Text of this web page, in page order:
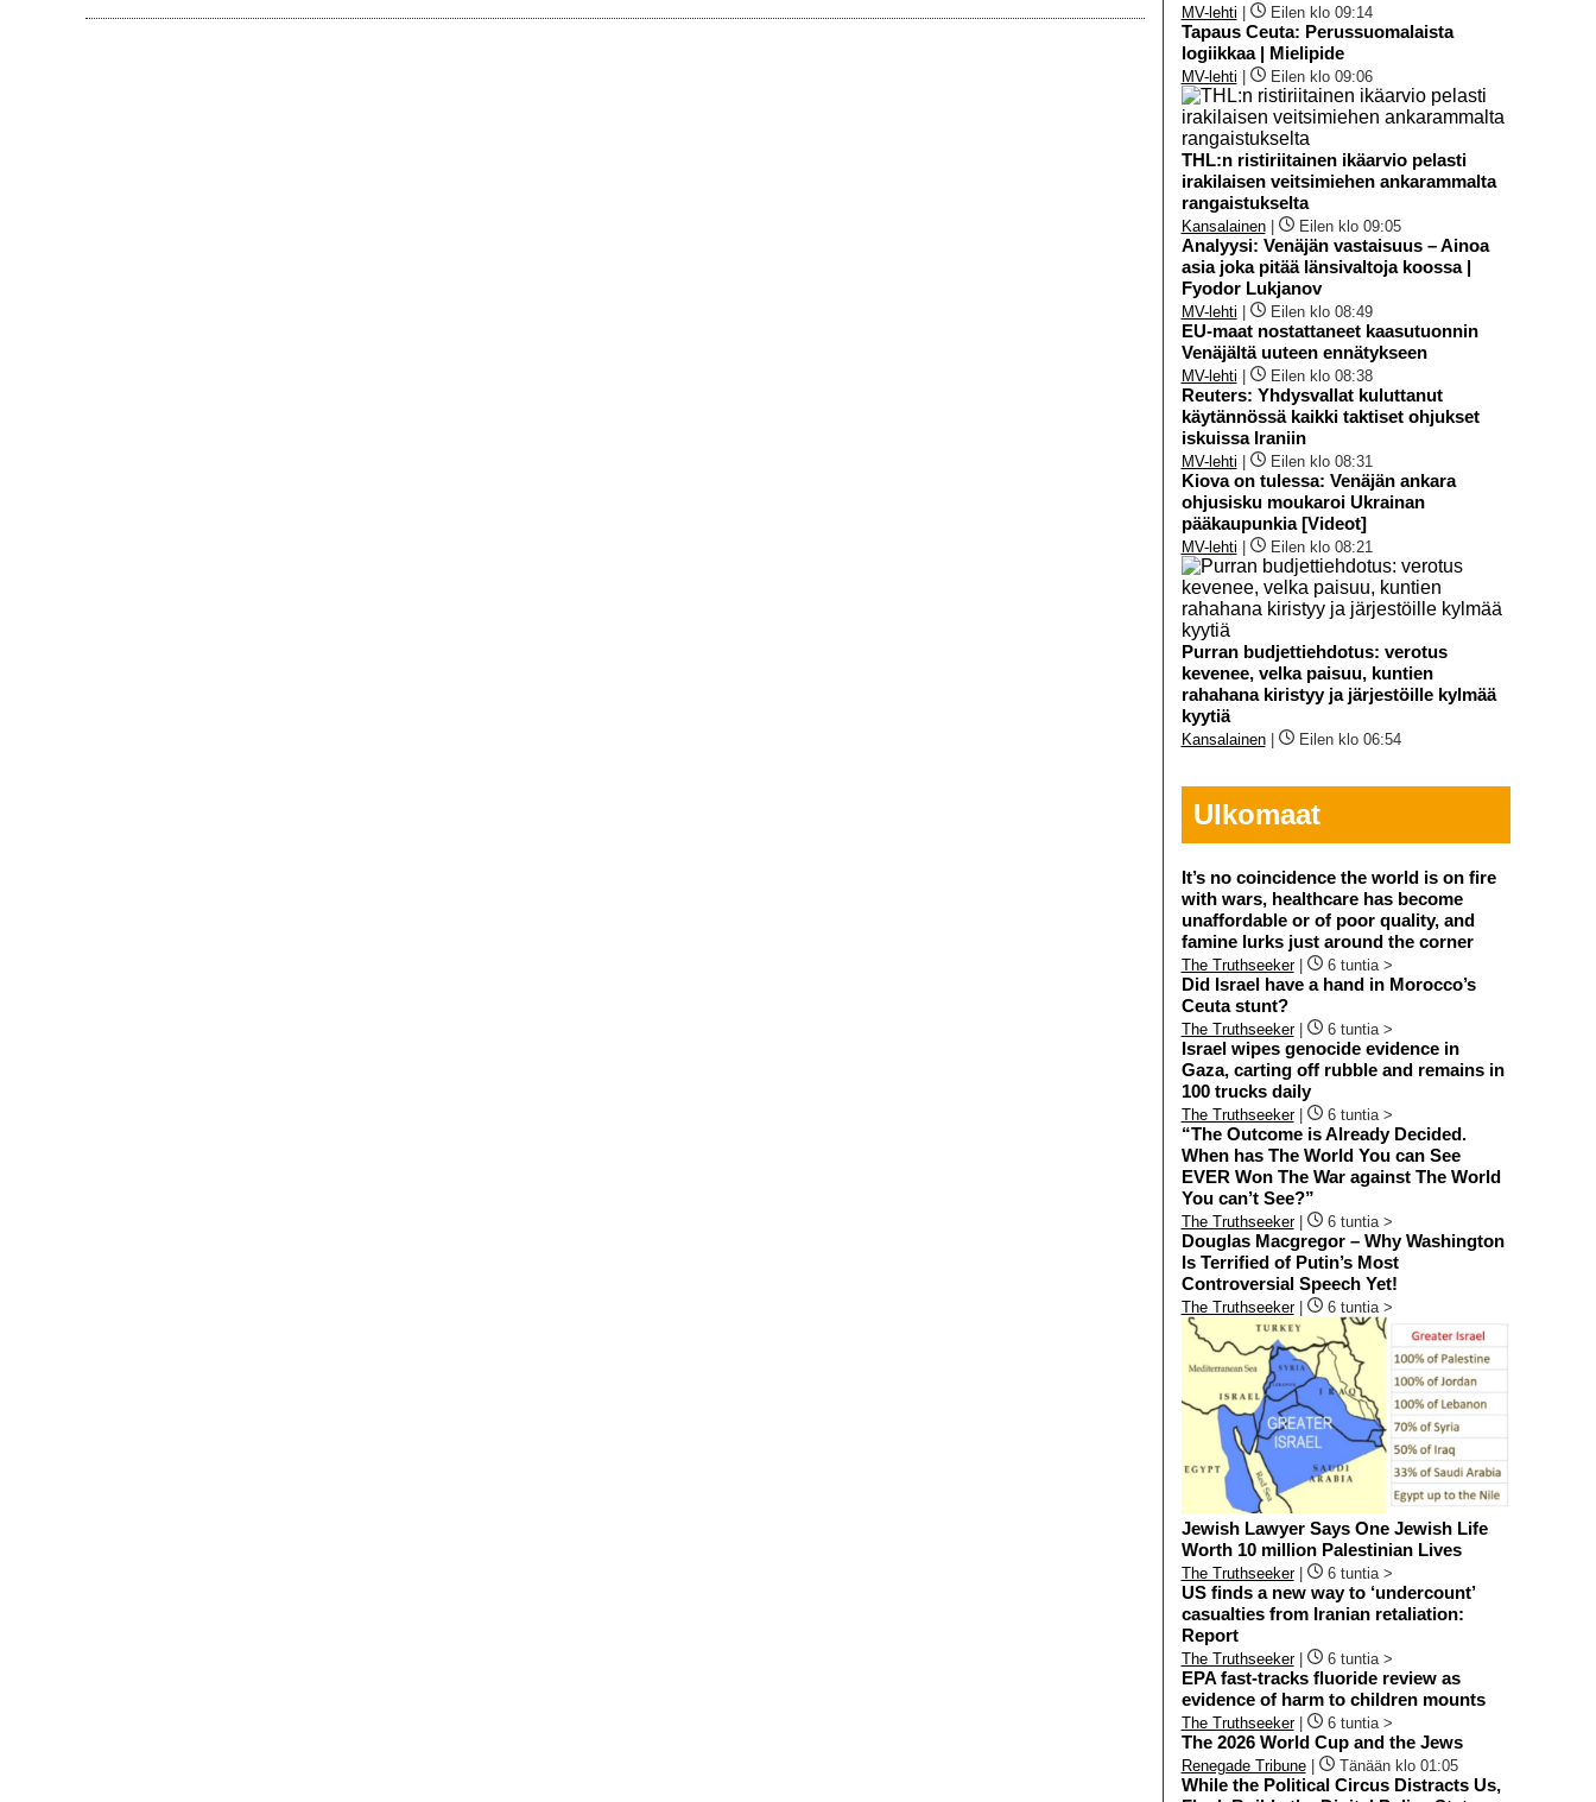
MV-lehti Eilen klo 09:14
Tapaus Ceuta: Perussuomalaista
logiikkaa | Mielipide
MV-lehti Eilen klo 09:06
THL:n ristiriitainen ikäarvio pelasti
irakilaisen veitsimiehen ankarammalta
rangaistukselta
Kansalainen| Eilen klo 09:05
Analyysi: Venäjän vastaisuus – Ainoa
asia joka pitää länsivaltoja koossa |
Fyodor Lukjanov
MV-lehti Eilen klo 08:49
EU-maat nostattaneet kaasutuonnin
Venäjältä uuteen ennätykseen
MV-lehti Eilen klo 08:38
Reuters: Yhdysvallat kuluttanut
käytännössä kaikki taktiset ohjukset
iskuissa Iraniin
MV-lehti Eilen klo 08:31
Kiova on tulessa: Venäjän ankara
ohjusisku moukaroi Ukrainan
pääkaupunkia [Videot]
MV-lehti Eilen klo 08:21
Purran budjettiehdotus: verotus
kevenee, velka paisuu, kuntien
rahahana kiristyy ja järjestöille kylmää
kyytiä
Kansalainen| Eilen klo 06:54
Ulkomaat
It’s no coincidence the world is on fire
with wars, healthcare has become
unaffordable or of poor quality, and
famine lurks just around the corner
The Truthseeker| 6 tuntia >
Did Israel have a hand in Morocco’s
Ceuta stunt?
The Truthseeker| 6 tuntia >
Israel wipes genocide evidence in
Gaza, carting off rubble and remains in
100 trucks daily
The Truthseeker| 6 tuntia >
“The Outcome is Already Decided.
When has The World You can See
EVER Won The War against The World
You can’t See?”
The Truthseeker| 6 tuntia >
Douglas Macgregor – Why Washington
Is Terrified of Putin’s Most
Controversial Speech Yet!
The Truthseeker| 6 tuntia >
Jewish Lawyer Says One Jewish Life
Worth 10 million Palestinian Lives
The Truthseeker| 6 tuntia >
US finds a new way to ‘undercount’
casualties from Iranian retaliation:
Report
The Truthseeker| 6 tuntia >
EPA fast-tracks fluoride review as
evidence of harm to children mounts
The Truthseeker| 6 tuntia >
The 2026 World Cup and the Jews
Renegade Tribune| Tänään klo 01:05
While the Political Circus Distracts Us,